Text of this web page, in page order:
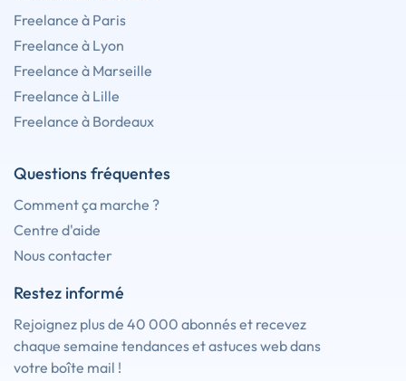
Freelance à Paris
Freelance à Lyon
Freelance à Marseille
Freelance à Lille
Freelance à Bordeaux
Questions fréquentes
Comment ça marche ?
Centre d'aide
Nous contacter
Restez informé
Rejoignez plus de 40 000 abonnés et recevez
chaque semaine tendances et astuces web dans
votre boîte mail !